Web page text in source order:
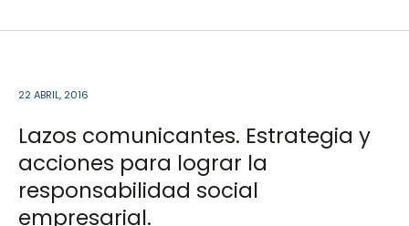
22 ABRIL, 2016
Lazos comunicantes. Estrategia y
acciones para lograr la
responsabilidad social
empresarial.